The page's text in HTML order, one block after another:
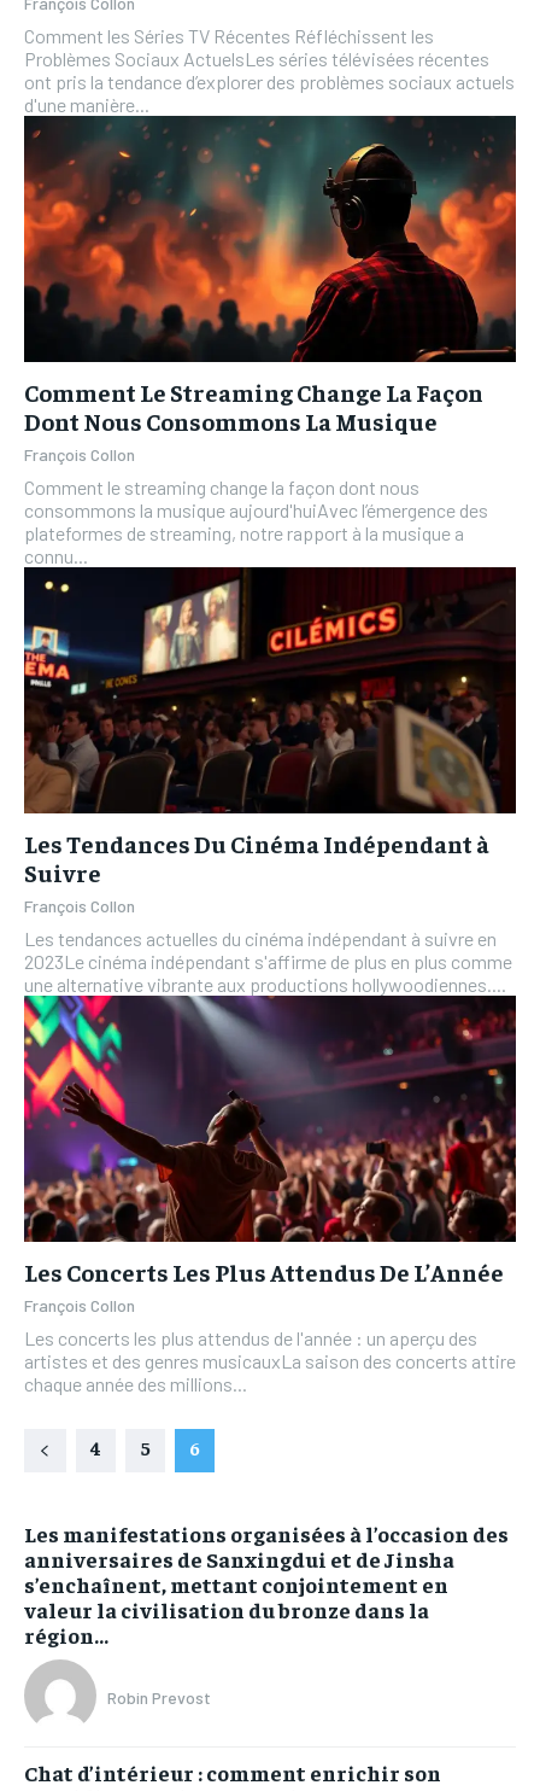
Comment les Séries TV Récentes Réfléchissent les
Problèmes Sociaux ActuelsLes séries télévisées récentes
ont pris la tendance d’explorer des problèmes sociaux actuels
d'une manière...
Comment Le Streaming Change La Façon
Dont Nous Consommons La Musique
François Collon
Comment le streaming change la façon dont nous
consommons la musique aujourd'huiAvec l’émergence des
plateformes de streaming, notre rapport à la musique a
connu...
Les Tendances Du Cinéma Indépendant à
Suivre
François Collon
Les tendances actuelles du cinéma indépendant à suivre en
2023Le cinéma indépendant s'affirme de plus en plus comme
une alternative vibrante aux productions hollywoodiennes....
Les Concerts Les Plus Attendus De L’Année
François Collon
Les concerts les plus attendus de l'année : un aperçu des
artistes et des genres musicauxLa saison des concerts attire
chaque année des millions...
4 5 6
Les manifestations organisées à l’occasion des
anniversaires de Sanxingdui et de Jinsha
s’enchaînent, mettant conjointement en
valeur la civilisation du bronze dans la
région...
Robin Prevost
Chat d’intérieur : comment enrichir son